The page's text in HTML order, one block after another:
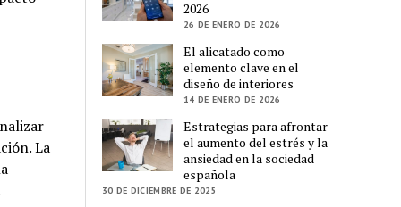
La
2026
26 DE ENERO DE 2026
El alicatado como
elemento clave en el
diseño de interiores
14 DE ENERO DE 2026
Estrategias para afrontar
el aumento del estrés y la
ansiedad en la sociedad
española
30 DE DICIEMBRE DE 2025